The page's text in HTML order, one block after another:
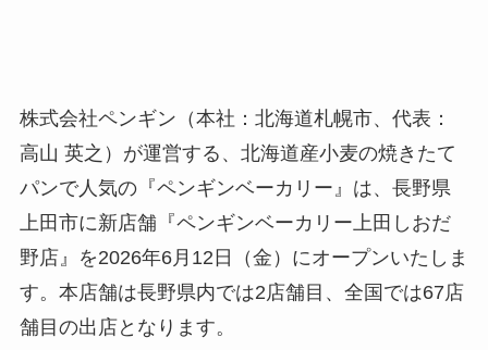
株式会社ペンギン（本社：北海道札幌市、代表：
高山 英之）が運営する、北海道産小麦の焼きたて
パンで人気の『ペンギンベーカリー』は、長野県
上田市に新店舗『ペンギンベーカリー上田しおだ
野店』を2026年6月12日（金）にオープンいたしま
す。本店舗は長野県内では2店舗目、全国では67店
舗目の出店となります。